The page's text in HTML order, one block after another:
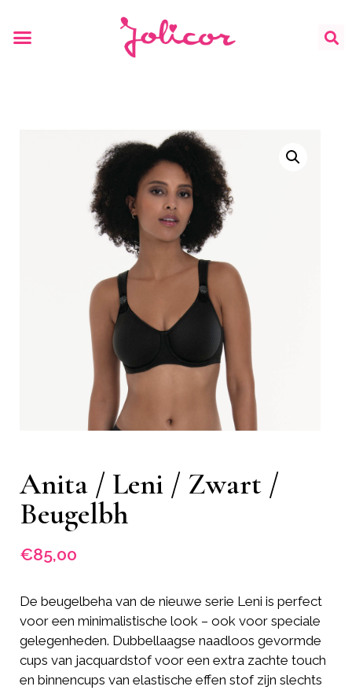
Anita / Leni / Zwart /
Beugelbh
€85,00
De beugelbeha van de nieuwe serie Leni is perfect
voor een minimalistische look – ook voor speciale
gelegenheden. Dubbellaagse naadloos gevormde
cups van jacquardstof voor een extra zachte touch
en binnencups van elastische effen stof zijn slechts